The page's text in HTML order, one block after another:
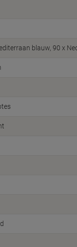
blauw, 90 x